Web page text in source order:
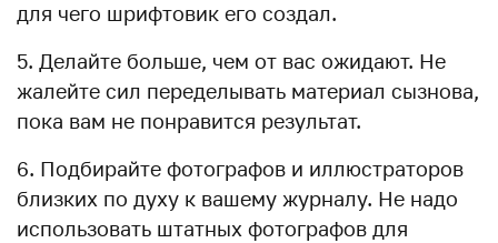
для чего шрифтовик его создал.
5. Делайте больше, чем от вас ожидают. Не
жалейте сил переделывать материал сызнова,
пока вам не понравится результат.
6. Подбирайте фотографов и иллюстраторов
близких по духу к вашему журналу. Не надо
использовать штатных фотографов для